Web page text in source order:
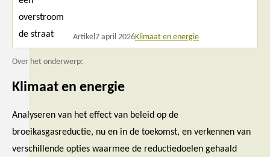
Artikel 7 april 2026Klimaat en energie
Over het onderwerp:
Klimaat en energie
Analyseren van het effect van beleid op de
broeikasgasreductie, nu en in de toekomst, en verkennen van
verschillende opties waarmee de reductiedoelen gehaald